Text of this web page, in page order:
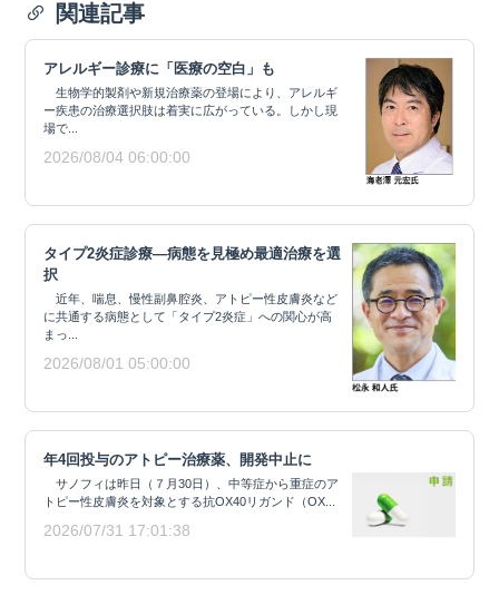
関連記事
アレルギー診療に「医療の空白」も
生物学的製剤や新規治療薬の登場により、アレルギ
ー疾患の治療選択肢は着実に広がっている。しかし現
場で...
2026/08/04 06:00:00
タイプ2炎症診療―病態を見極め最適治療を選
択
近年、喘息、慢性副鼻腔炎、アトピー性皮膚炎など
に共通する病態として「タイプ2炎症」への関心が高
まっ...
2026/08/01 05:00:00
年4回投与のアトピー治療薬、開発中止に
サノフィは昨日（７月30日）、中等症から重症のア
トピー性皮膚炎を対象とする抗OX40リガンド（OX...
2026/07/31 17:01:38